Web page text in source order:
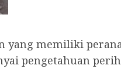
yang memiliki
pengetahuan